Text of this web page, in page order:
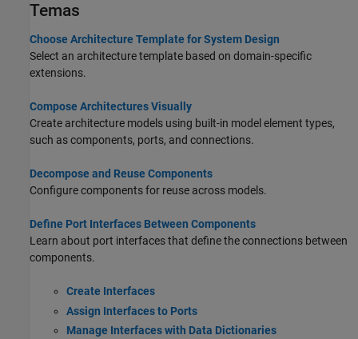
Temas
Choose Architecture Template for System Design
Select an architecture template based on domain-specific
extensions.
Compose Architectures Visually
Create architecture models using built-in model element types,
such as components, ports, and connections.
Decompose and Reuse Components
Configure components for reuse across models.
Define Port Interfaces Between Components
Learn about port interfaces that define the connections between
components.
Create Interfaces
Assign Interfaces to Ports
Manage Interfaces with Data Dictionaries